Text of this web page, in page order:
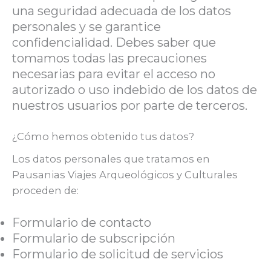
una seguridad adecuada de los datos
personales y se garantice
confidencialidad. Debes saber que
tomamos todas las precauciones
necesarias para evitar el acceso no
autorizado o uso indebido de los datos de
nuestros usuarios por parte de terceros.
¿Cómo hemos obtenido tus datos?
Los datos personales que tratamos en
Pausanias Viajes Arqueológicos y Culturales
proceden de:
Formulario de contacto
Formulario de subscripción
Formulario de solicitud de servicios